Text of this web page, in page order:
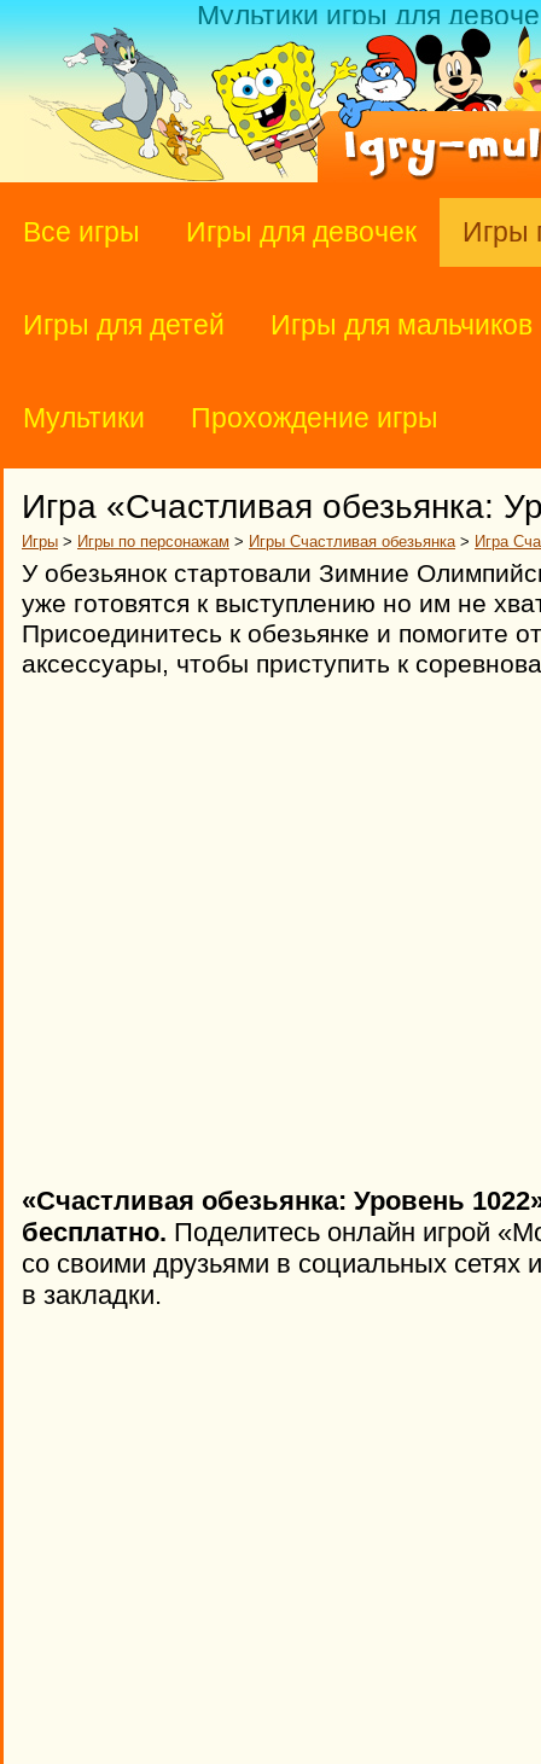
Мультики игры для
Все игры Игры для девочек Игры
Игры для детей Игры для мальчиков
Мультики Прохождение игры
Игра «Счастливая обезьянка:
Игры > Игры по персонажам > Игры Счастливая обезьянка> Игра
У обезьянок стартовали Зимние
уже готовятся к выступлению но им не
Присоединитесь к обезьянке и помогите
аксессуары, чтобы приступить к
«Счастливая обезьянка: Уровень
бесплатно. Поделитесь онлайн игрой
со своими друзьями в социальных сетях
в закладки.